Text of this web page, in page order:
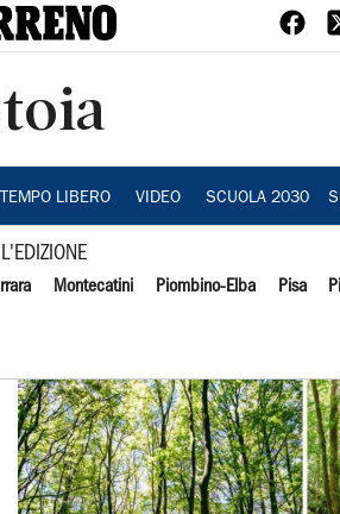
TEMPO LIBERO VIDEO SCUOLA 2030
Montecatini Piombino-Elba Pisa